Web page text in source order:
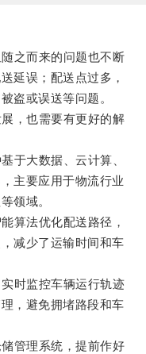
之而来的问题也不断
延误；配送点过多，
盗或误送等问题。
，也需要有更好的解
大数据、云计算、
主要应用于物流行业
领域。
法优化配送路径，
减少了运输时间和车
时监控车辆运行轨迹
，避免拥堵路段和车
管理系统，提前作好